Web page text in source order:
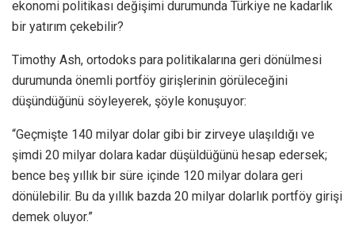
ekonomi politikası değişimi durumunda Türkiye ne kadarlık
bir yatırım çekebilir?
Timothy Ash, ortodoks para politikalarına geri dönülmesi
durumunda önemli portföy girişlerinin görüleceğini
düşündüğünü söyleyerek, şöyle konuşuyor:
“Geçmişte 140 milyar dolar gibi bir zirveye ulaşıldığı ve
şimdi 20 milyar dolara kadar düşüldüğünü hesap edersek;
bence beş yıllık bir süre içinde 120 milyar dolara geri
dönülebilir. Bu da yıllık bazda 20 milyar dolarlık portföy girişi
demek oluyor.”